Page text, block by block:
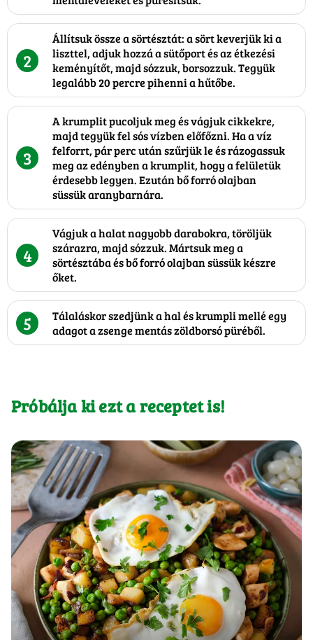
2
Állítsuk össze a sörtésztát: a sört keverjük ki a
liszttel, adjuk hozzá a sütőport és az étkezési
keményítőt, majd sózzuk, borsozzuk. Tegyük
legalább 20 percre pihenni a hűtőbe.
3
A krumplit pucoljuk meg és vágjuk cikkekre,
majd tegyük fel sós vízben előfőzni. Ha a víz
felforrt, pár perc után szűrjük le és rázogassuk
meg az edényben a krumplit, hogy a felületük
érdesebb legyen. Ezután bő forró olajban
süssük aranybarnára.
4
Vágjuk a halat nagyobb darabokra, töröljük
szárazra, majd sózzuk. Mártsuk meg a
sörtésztába és bő forró olajban süssük készre
őket.
5
Tálaláskor szedjünk a hal és krumpli mellé egy
adagot a zsenge mentás zöldborsó püréből.
Próbálja ki ezt a receptet is!